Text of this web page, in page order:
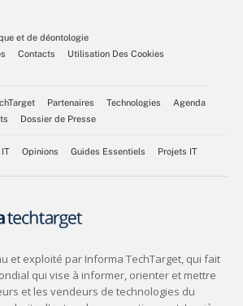
et de déontologie
Contacts
Utilisation Des Cookies
Partenaires Technologies
Agenda
Dossier de Presse
IT Opinions Guides Essentiels Projets IT